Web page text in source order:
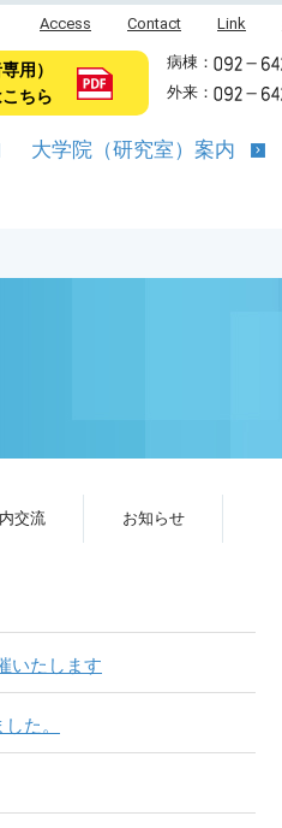
Access Contact Link
用）
ちら
病棟：
外来：
大学院（研究室）案内
交流 お知らせ
いたします
た。